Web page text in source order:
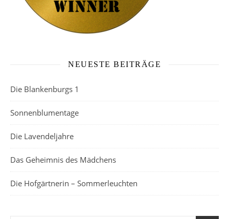
NEUESTE BEITRÄGE
Die Blankenburgs 1
Sonnenblumentage
Die Lavendeljahre
Das Geheimnis des Mädchens
Die Hofgärtnerin – Sommerleuchten